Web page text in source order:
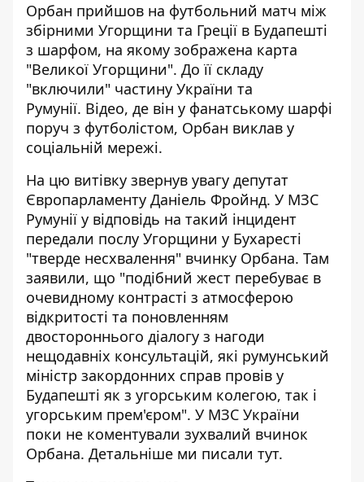
Орбан прийшов на футбольний матч між
збірними Угорщини та Греції в Будапешті
з шарфом, на якому зображена карта
"Великої Угорщини". До її складу
"включили" частину України та
Румунії. Відео, де він у фанатському шарфі
поруч з футболістом, Орбан виклав у
соціальній мережі.
На цю витівку звернув увагу депутат
Європарламенту Даніель Фройнд. У МЗС
Румунії у відповідь на такий інцидент
передали послу Угорщини у Бухаресті
"тверде несхвалення" вчинку Орбана. Там
заявили, що "подібний жест перебуває в
очевидному контрасті з атмосферою
відкритості та поновленням
двостороннього діалогу з нагоди
нещодавніх консультацій, які румунський
міністр закордонних справ провів у
Будапешті як з угорським колегою, так і
угорським прем'єром". У МЗС України
поки не коментували зухвалий вчинок
Орбана. Детальніше ми писали тут.